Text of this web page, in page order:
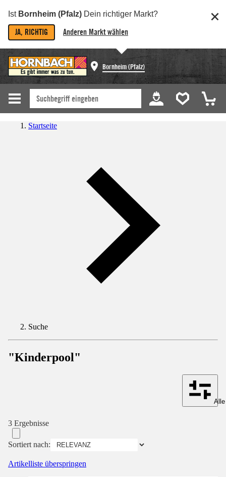
Ist Bornheim (Pfalz) Dein richtiger Markt?
JA, RICHTIG Anderen Markt wählen
Bornheim (Pfalz)
Startseite
Suche
"Kinderpool"
3 Ergebnisse
Sortiert nach:
Artikelliste überspringen